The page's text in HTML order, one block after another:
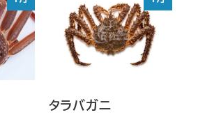
タラバガニ